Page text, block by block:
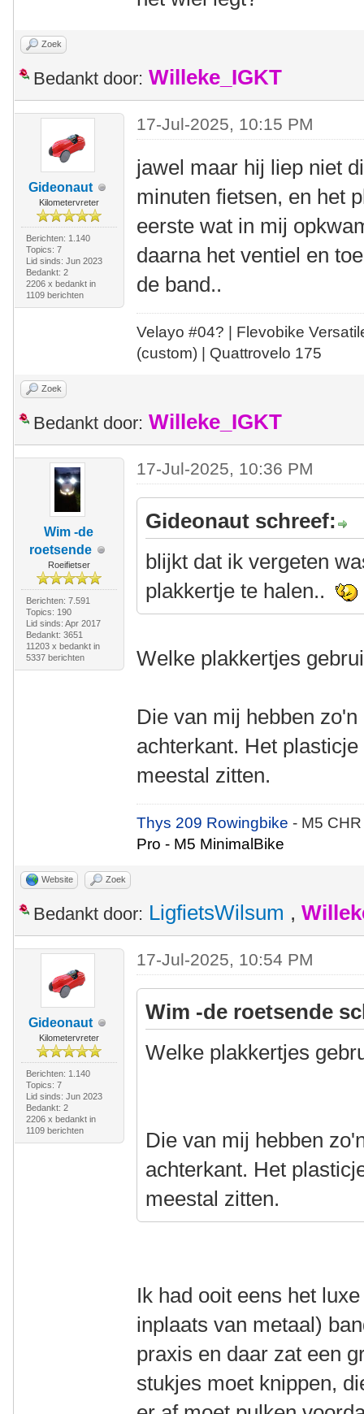
Zoek
Bedankt door: Willeke_IGKT
Gideonaut
Kilometervreter
Berichten: 1.140
Topics: 7
Lid sinds: Jun 2023
Bedankt: 2
2206 x bedankt in
1109 berichten
17-Jul-2025, 10:15 PM
jawel maar hij liep niet
minuten fietsen, en het
eerste wat in mij
daarna het ventiel en
de band..
Velayo #04? | Flevobike
(custom) | Quattrovelo 175
Zoek
Bedankt door: Willeke_IGKT
Wim -de
roetsende
Roeifietser
Berichten: 7.591
Topics: 190
Lid sinds: Apr 2017
Bedankt: 3651
11203 x bedankt in
5337 berichten
17-Jul-2025, 10:36 PM
Gideonaut schreef:
blijkt dat ik vergeten
plakkertje te halen..
Welke plakkertjes
Die van mij hebben
achterkant. Het
meestal zitten.
Thys 209 Rowingbike- M5
Pro - M5 MinimalBike
Website Zoek
Bedankt door: LigfietsWilsum ,
Gideonaut
Kilometervreter
Berichten: 1.140
Topics: 7
Lid sinds: Jun 2023
Bedankt: 2
2206 x bedankt in
1109 berichten
17-Jul-2025, 10:54 PM
Wim -de roetsende
Welke plakkertjes
Die van mij hebben
achterkant. Het
meestal zitten.
Ik had ooit eens het
inplaats van metaal)
praxis en daar zat een
stukjes moet knippen,